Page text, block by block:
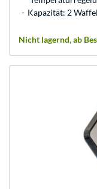
Kapazität: 2
Nicht lagernd, ab